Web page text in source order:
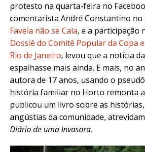
protesto na quarta-feira no
comentarista André Constantino
Favela não se Cala, e a participação
Dossiê do Comitê Popular da Copa
Rio de Janeiro, levou que a notícia
espalhasse mais ainda. E mais, no
autora de 17 anos, usando o
história familiar no Horto remonta
publicou um livro sobre as
angústias da comunidade,
Diário de uma Invasora.